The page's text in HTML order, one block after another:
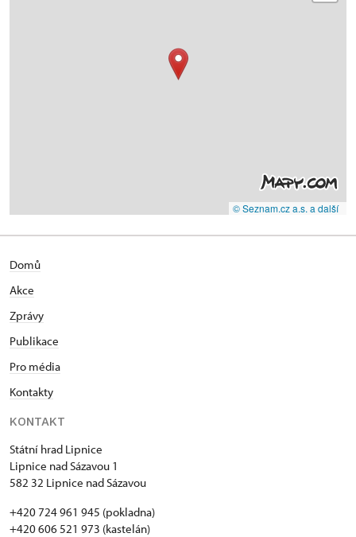
© Seznam.cz a.s. a další
Domů
Akce
Zprávy
Publikace
Pro média
Kontakty
KONTAKT
Státní hrad Lipnice
Lipnice nad Sázavou 1
582 32 Lipnice nad Sázavou
+420 724 961 945 (pokladna)
+420 606 521 973 (kastelán)